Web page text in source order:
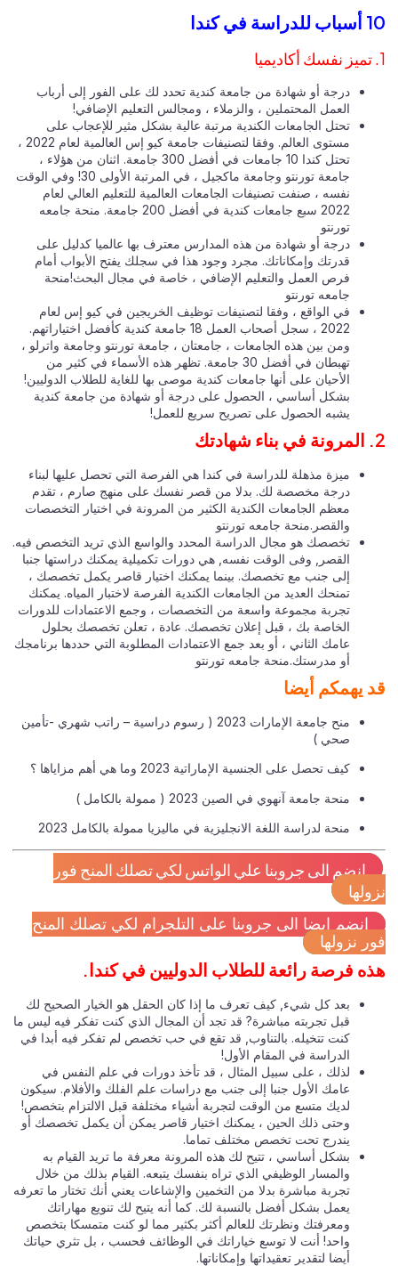
درجة أو شهادة من جامعة كندية تحدد لك على الفور إلى أرباب
العمل المحتملين ، والزملاء ، ومجالس التعليم الإضافي!
تحتل الجامعات الكندية مرتبة عالية بشكل مثير للإعجاب على
مستوى العالم. وفقا لتصنيفات جامعة كيو إس العالمية لعام 2022 ،
تحتل كندا 10 جامعات في أفضل 300 جامعة. اثنان من هؤلاء ،
جامعة تورنتو وجامعة ماكجيل ، في المرتبة الأولى 30! وفي الوقت
نفسه ، صنفت تصنيفات الجامعات العالمية للتعليم العالي لعام
2022 سبع جامعات كندية في أفضل 200 جامعة. منحة جامعه
تورنتو
درجة أو شهادة من هذه المدارس معترف بها عالميا كدليل على
قدرتك وإمكاناتك. مجرد وجود هذا في سجلك يفتح الأبواب أمام
فرص العمل والتعليم الإضافي ، خاصة في مجال البحث!منحة
جامعه تورنتو
في الواقع ، وفقا لتصنيفات توظيف الخريجين في كيو إس لعام
2022 ، سجل أصحاب العمل 18 جامعة كندية كأفضل اختياراتهم.
ومن بين هذه الجامعات ، جامعتان ، جامعة تورنتو وجامعة واترلو ،
تهبطان في أفضل 30 جامعة. تظهر هذه الأسماء في كثير من
الأحيان على أنها جامعات كندية موصى بها للغاية للطلاب الدوليين!
بشكل أساسي ، الحصول على درجة أو شهادة من جامعة كندية
يشبه الحصول على تصريح سريع للعمل!
ميزة مذهلة للدراسة في كندا هي الفرصة التي تحصل عليها لبناء
درجة مخصصة لك. بدلا من قصر نفسك على منهج صارم ، تقدم
معظم الجامعات الكندية الكثير من المرونة في اختيار التخصصات
والقصر.منحة جامعه تورنتو
تخصصك هو مجال الدراسة المحدد والواسع الذي تريد التخصص فيه.
القصر, وفى الوقت نفسه, هي دورات تكميلية يمكنك دراستها جنبا
إلى جنب مع تخصصك. بينما يمكنك اختيار قاصر يكمل تخصصك ،
تمنحك العديد من الجامعات الكندية الفرصة لاختبار المياه. يمكنك
تجربة مجموعة واسعة من التخصصات ، وجمع الاعتمادات للدورات
الخاصة بك ، قبل إعلان تخصصك. عادة ، تعلن تخصصك بحلول
عامك الثاني ، أو بعد جمع الاعتمادات المطلوبة التي حددها برنامجك
أو مدرستك.منحة جامعه تورنتو
يهمكم أيضا
منح جامعة الإمارات 2023 ( رسوم دراسية – راتب شهري -تأمين
صحي )
كيف تحصل على الجنسية الإماراتية 2023 وما هي أهم مزاياها ؟
منحة جامعة آنهوي في الصين 2023 ( ممولة بالكامل )
منحة لدراسة اللغة الانجليزية في ماليزيا ممولة بالكامل 2023
انضم الى جروبنا علي الواتس لكي تصلك المنح فور
انضم ايضا الى جروبنا على التلجرام لكي تصلك المنح
نزولها
فرصة رائعة للطلاب الدوليين في كندا.
بعد كل شيء, كيف تعرف ما إذا كان الحقل هو الخيار الصحيح لك
قبل تجربته مباشرة? قد تجد أن المجال الذي كنت تفكر فيه ليس ما
كنت تتخيله. بالتناوب, قد تقع في حب تخصص لم تفكر فيه أبدا في
الدراسة في المقام الأول!
لذلك ، على سبيل المثال ، قد تأخذ دورات في علم النفس في
عامك الأول جنبا إلى جنب مع دراسات علم الفلك والأفلام. سيكون
لديك متسع من الوقت لتجربة أشياء مختلفة قبل الالتزام بتخصص!
وحتى ذلك الحين ، يمكنك اختيار قاصر يمكن أن يكمل تخصصك أو
يندرج تحت تخصص مختلف تماما.
بشكل أساسي ، تتيح لك هذه المرونة معرفة ما تريد القيام به
والمسار الوظيفي الذي تراه بنفسك يتبعه. القيام بذلك من خلال
تجربة مباشرة بدلا من التخمين والإشاعات يعني أنك تختار ما تعرفه
يعمل بشكل أفضل بالنسبة لك. كما أنه يتيح لك تنويع مهاراتك
ومعرفتك ونظرتك للعالم أكثر بكثير مما لو كنت متمسكا بتخصص
واحد! أنت لا توسع خياراتك في الوظائف فحسب ، بل تثري حياتك
أيضا لتقدير تعقيداتها وإمكاناتها.